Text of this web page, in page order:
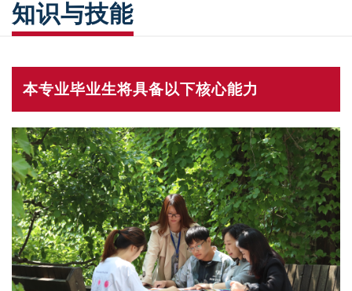
知识与技能
本专业毕业生将具备以下核心能力